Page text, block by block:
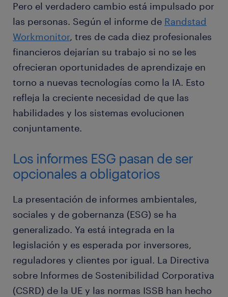
Pero el verdadero cambio está impulsado por
las personas. Según el informe de Randstad
Workmonitor, tres de cada diez profesionales
financieros dejarían su trabajo si no se les
ofrecieran oportunidades de aprendizaje en
torno a nuevas tecnologías como la IA. Esto
refleja la creciente necesidad de que las
habilidades y los sistemas evolucionen
conjuntamente.
Los informes ESG pasan de ser
opcionales a obligatorios
La presentación de informes ambientales,
sociales y de gobernanza (ESG) se ha
generalizado. Ya está integrada en la
legislación y es esperada por inversores,
reguladores y clientes por igual. La Directiva
sobre Informes de Sostenibilidad Corporativa
(CSRD) de la UE y las normas ISSB han hecho